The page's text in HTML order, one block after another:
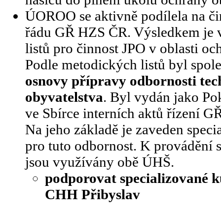
ÚOROO se aktivně podílela na
řádu GŘ HZS ČR. Výsledkem
listů pro činnost JPO v oblasti
Podle metodických listů byl
osnovy přípravy odbornosti
obyvatelstva. Byl vydán jako
ve Sbírce interních aktů řízení
Na jeho základě je zaveden
pro tuto odbornost. K provádění
jsou využívány obě ÚHŠ.
podporovat specializované
CHH Přibyslav